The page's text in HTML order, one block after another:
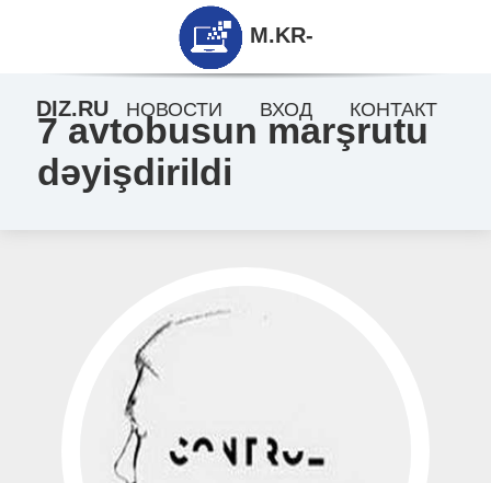
7 avtobusun marşrutu
dəyişdirildi
M.KR-
DIZ.RU НОВОСТИ ВХОД КОНТАКТ